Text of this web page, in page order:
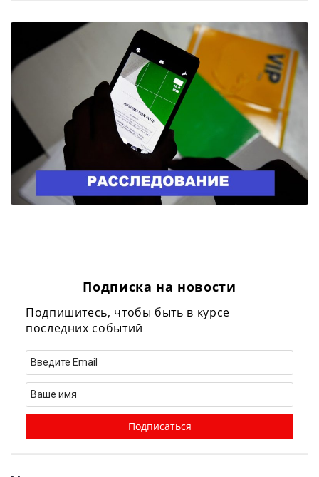
Подписка на новости
Подпишитесь, чтобы быть в курсе
последних событий